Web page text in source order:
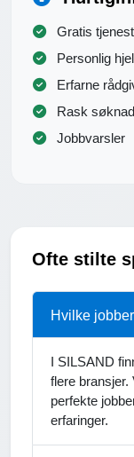
Gratis
Personlig
Erfarne
Rask søknad
Jobbvarsler
Ofte stilte
Hvilke
I SILSAND
flere bransjer.
perfekte
erfaringer.